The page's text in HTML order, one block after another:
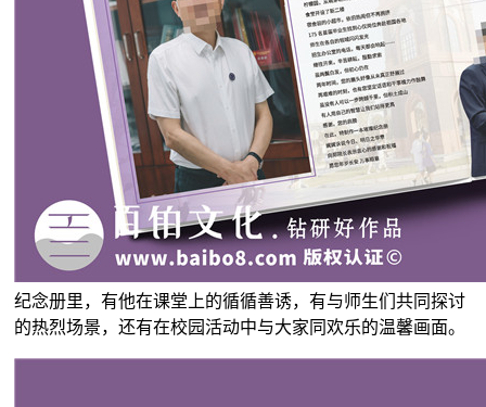
纪念册里，有他在课堂上的循循善诱，有与师生们共同探讨
的热烈场景，还有在校园活动中与大家同欢乐的温馨画面。